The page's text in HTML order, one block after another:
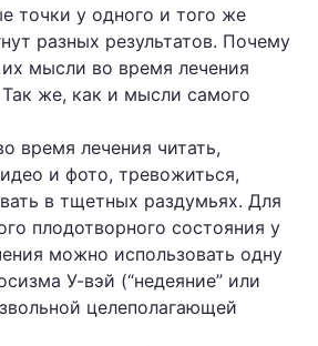
точки у одного и того же
разных результатов. Почему
мысли во время лечения
же, как и мысли самого
время лечения читать,
и фото, тревожиться,
в тщетных раздумьях. Для
плодотворного состояния у
можно использовать одну
У-вэй (“недеяние” или
целеполагающей